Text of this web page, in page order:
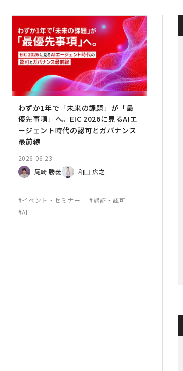
わずか1年で「未来の課題」が「最
優先事項」へ。EIC 2026に見るAIエ
ージェント時代の認可とガバナンス
最前線
2026.06.23
尾崎 勝義
和田 広之
#イベント・セミナー
#認証・認可
#AI